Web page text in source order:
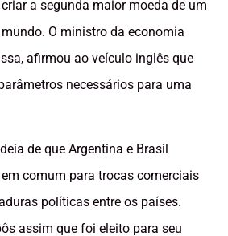
a segunda maior moeda de um
O ministro da economia
afirmou ao veículo inglês que
necessários para uma
de que Argentina e Brasil
comum para trocas comerciais
políticas entre os países.
assim que foi eleito para seu